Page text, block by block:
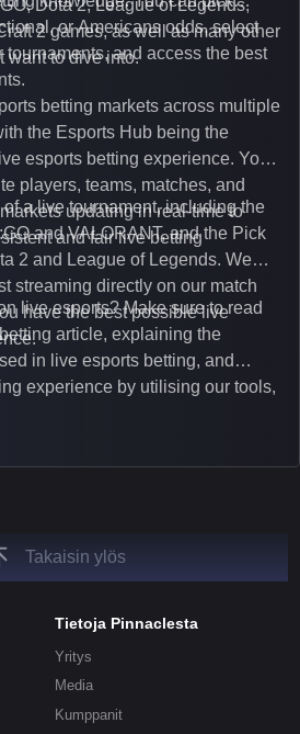
Dota 2, League of Legends,
2 games, as well as many other
want to dive into.
or Americans odds, select
tournaments, and access the best
betting markets across multiple
the Esports Hub being the
esports betting experience. You
players, teams, matches, and
updating in real-time to
and fair live betting
a live tournament, including the
and VALORANT, and the Pick
2 and League of Legends. We
streaming directly on our match
have the best possible live
live esports? Make sure to read
article, explaining the
in live esports betting, and
experience by utilising our tools,
match and round
esports events.
Takaisin ylös
Tietoja Pinnaclesta
Yritys
Media
Kumppanit